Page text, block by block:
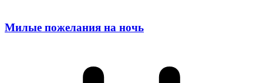
Милые пожелания на ночь